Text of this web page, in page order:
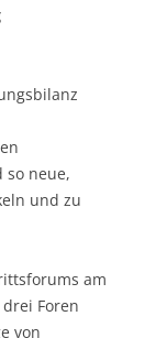
so neue,
und zu
am
Foren
von